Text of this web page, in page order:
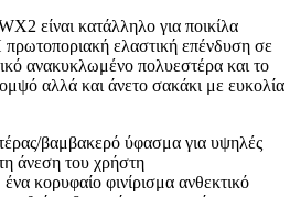
είναι κατάλληλο για ποικίλα
πρωτοποριακή ελαστική επένδυση σε
ανακυκλωμένο πολυεστέρα και το
αλλά και άνετο σακάκι με ευκολία
βαμβακερό ύφασμα για υψηλές
άνεση του χρήστη
κορυφαίο φινίρισμα ανθεκτικό